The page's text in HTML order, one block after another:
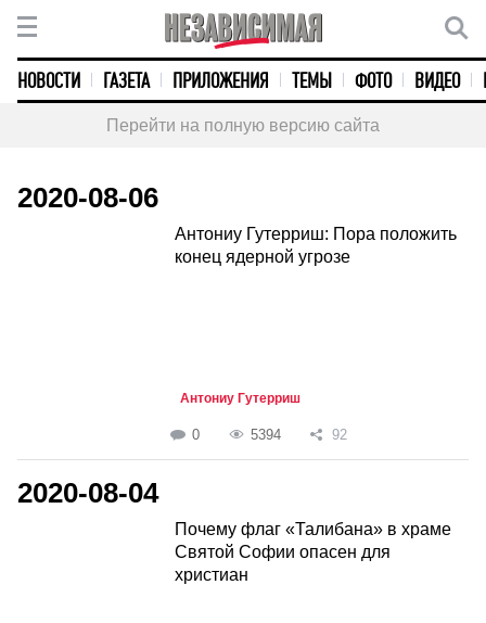
НОВОСТИ ГАЗЕТА ПРИЛОЖЕНИЯ ТЕМЫ ФОТО ВИДЕО
Перейти на полную версию сайта
2020-08-06
Антониу Гутерриш: Пора положить
конец ядерной угрозе
Антониу Гутерриш
0 5394 92
2020-08-04
Почему флаг «Талибана» в храме
Святой Софии опасен для
христиан